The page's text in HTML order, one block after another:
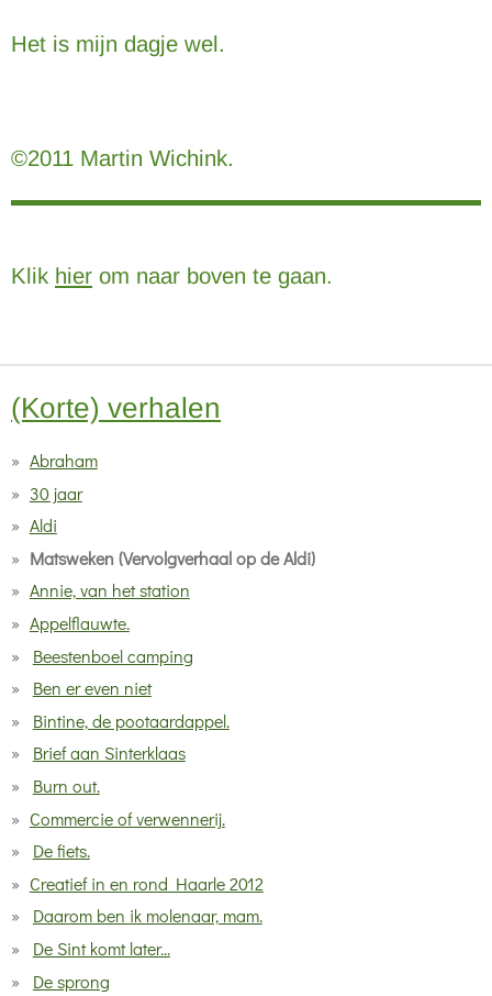
Het is mijn dagje wel.
©2011 Martin Wichink.
Klik hier om naar boven te gaan.
(Korte) verhalen
Abraham
30 jaar
Aldi
Matsweken (Vervolgverhaal op de Aldi)
Annie, van het station
Appelflauwte.
Beestenboel camping
Ben er even niet
Bintine, de pootaardappel.
Brief aan Sinterklaas
Burn out.
Commercie of verwennerij.
De fiets.
Creatief in en rond Haarle 2012
Daarom ben ik molenaar, mam.
De Sint komt later...
De sprong